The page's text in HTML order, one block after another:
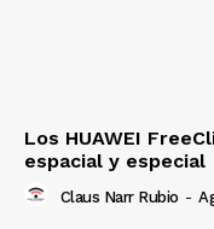
Los HUAWEI
espacial y especial
Claus Narr Rubio -